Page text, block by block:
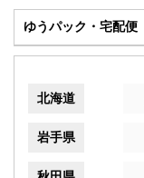
ゆうパック・宅配便
北海道
岩手県